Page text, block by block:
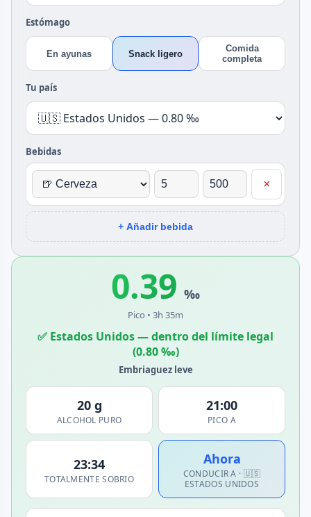
Estómago
En ayunas Snack ligero
Comida
completa
Tu país
Bebidas
×
+ Añadir bebida
0.39 ‰
Pico • 3h 35m
✅ Estados Unidos — dentro del límite legal
(0.80 ‰)
Embriaguez leve
20 g
ALCOHOL PURO
21:00
PICO A
23:34
TOTALMENTE SOBRIO
Ahora
CONDUCIR A · 🇺🇸
ESTADOS UNIDOS